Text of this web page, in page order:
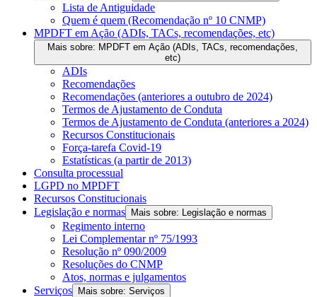
Lista de Antiguidade
Quem é quem (Recomendação nº 10 CNMP)
MPDFT em Ação (ADIs, TACs, recomendações, etc)
Mais sobre: MPDFT em Ação (ADIs, TACs, recomendações,
etc)
ADIs
Recomendações
Recomendações (anteriores a outubro de 2024)
Termos de Ajustamento de Conduta
Termos de Ajustamento de Conduta (anteriores a 2024)
Recursos Constitucionais
Força-tarefa Covid-19
Estatísticas (a partir de 2013)
Consulta processual
LGPD no MPDFT
Recursos Constitucionais
Legislação e normas
Mais sobre: Legislação e normas
Regimento interno
Lei Complementar nº 75/1993
Resolução nº 090/2009
Resoluções do CNMP
Atos, normas e julgamentos
Serviços
Mais sobre: Serviços